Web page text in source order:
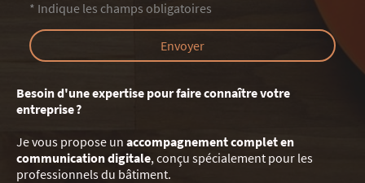
* Indique les champs obligatoires
Envoyer
Besoin d'une expertise pour faire connaître votre
entreprise ?
Je vous propose un accompagnement complet en
communication digitale, conçu spécialement pour les
professionnels du bâtiment.